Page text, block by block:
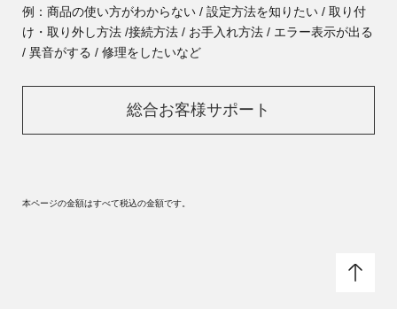
例：商品の使い方がわからない / 設定方法を知りたい / 取り付
け・取り外し方法 /接続方法 / お手入れ方法 / エラー表示が出る
/ 異音がする / 修理をしたいなど
総合お客様サポート
本ページの金額はすべて税込の金額です。